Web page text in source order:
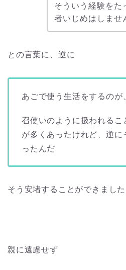
そういう経験をた
者いじめはしませ
との言葉に、逆に
あごで使う生活をするの
召使いのように扱われるこ
が多くあったけれど、逆
ったんだ
そう安堵することができました
親に遠慮せず